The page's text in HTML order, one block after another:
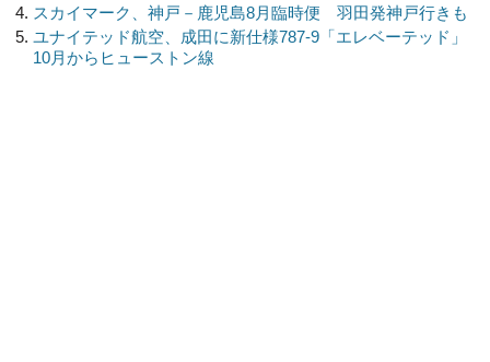
スカイマーク、神戸－鹿児島8月臨時便 羽田発神戸行きも
ユナイテッド航空、成田に新仕様787-9「エレベーテッド」
10月からヒューストン線